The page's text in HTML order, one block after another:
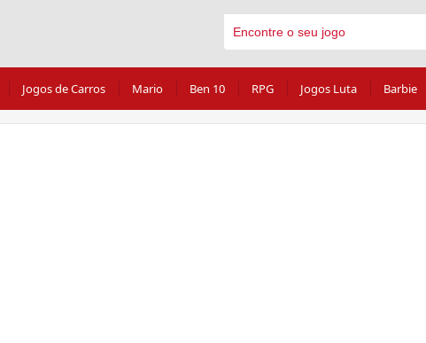
Jogos de Carros Mario Ben 10 RPG Jogos Luta Barbie